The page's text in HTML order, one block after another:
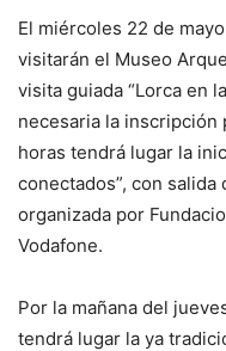
El miércoles 22 de
visitarán el Museo
visita guiada “Lorca en
necesaria la inscripción
horas tendrá lugar la
conectados”, con salida
organizada por
Vodafone.
Por la mañana del
tendrá lugar la ya